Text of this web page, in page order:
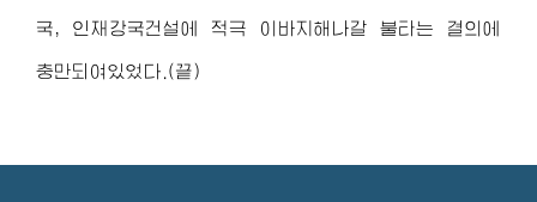
국, 인재강국건설에 적극 이바지해나갈 불타는 결의에
충만되여있었다.(끝)